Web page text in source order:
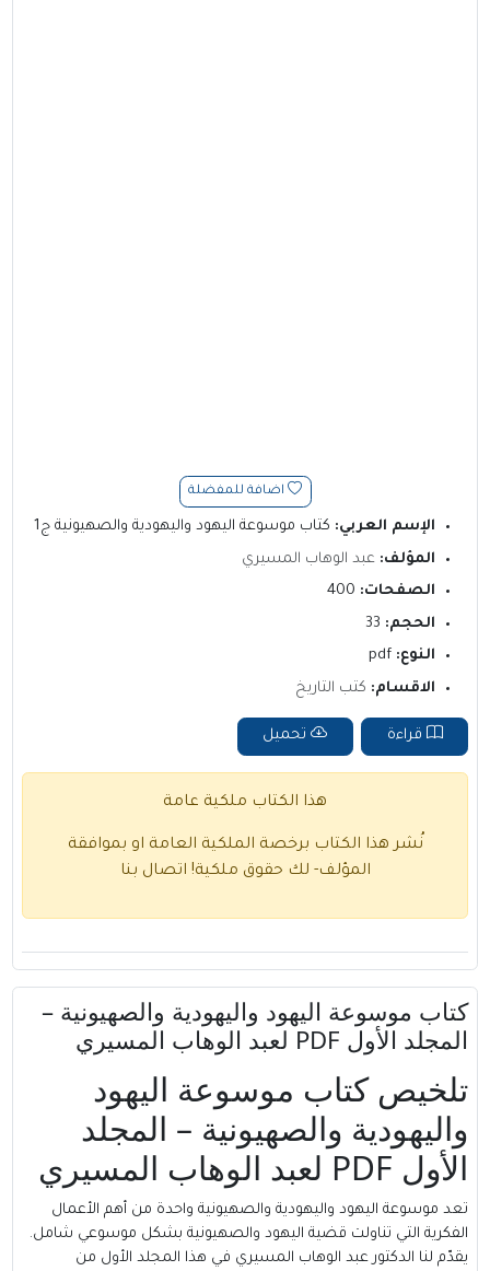
اضافة للمفضلة
الإسم العربي: كتاب موسوعة اليهود واليهودية والصهيونية ج1
المؤلف: عبد الوهاب المسيري
الصفحات:
الحجم:
النوع:
الاقسام: كتب التاريخ
قراءة تحميل
هذا الكتاب ملكية عامة
نُشر هذا الكتاب برخصة الملكية العامة او بموافقة
المؤلف- لك حقوق ملكية! اتصال بنا
كتاب موسوعة اليهود واليهودية والصهيونية –
المجلد الأول PDF لعبد الوهاب المسيري
تلخيص كتاب موسوعة اليهود
واليهودية والصهيونية – المجلد
الأول PDF لعبد الوهاب المسيري
تعد موسوعة اليهود واليهودية والصهيونية واحدة من أهم الأعمال
الفكرية التي تناولت قضية اليهود والصهيونية بشكل موسوعي شامل.
يقدّم لنا الدكتور عبد الوهاب المسيري في هذا المجلد الأول من